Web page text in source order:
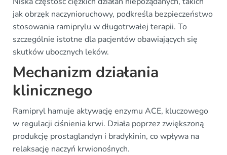
jak obrzęk naczynioruchowy, podkreśla bezpieczeństwo
stosowania ramiprylu w długotrwałej terapii. To
szczególnie istotne dla pacjentów obawiających się
skutków ubocznych leków.
Mechanizm działania
klinicznego
Ramipryl hamuje aktywację enzymu ACE, kluczowego
w regulacji ciśnienia krwi. Działa poprzez zwiększoną
produkcję prostaglandyn i bradykinin, co wpływa na
relaksację naczyń krwionośnych.